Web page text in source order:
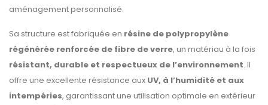
aménagement personnalisé.
Sa structure est fabriquée en résine de polypropylène
régénérée renforcée de fibre de verre, un matériau à la fois
résistant, durable et respectueux de l’environnement. Il
offre une excellente résistance aux UV, à l’humidité et aux
intempéries, garantissant une utilisation optimale en extérieur